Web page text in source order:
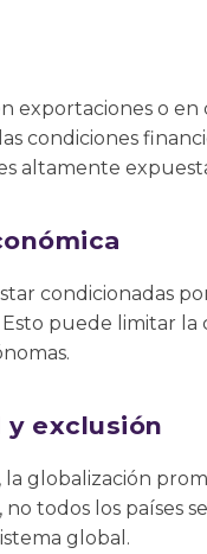
exportaciones o
condiciones
altamente
condicionadas
puede limitar
y exclusión
globalización
no todos los
global.